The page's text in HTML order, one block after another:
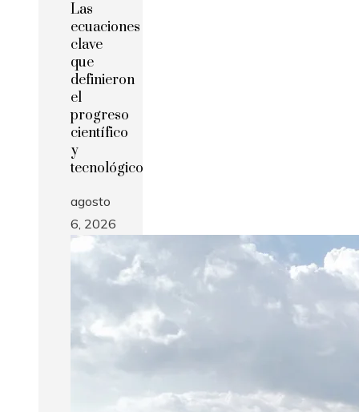
Las
ecuaciones
clave
que
definieron
el
progreso
científico
y
tecnológico
agosto
6, 2026